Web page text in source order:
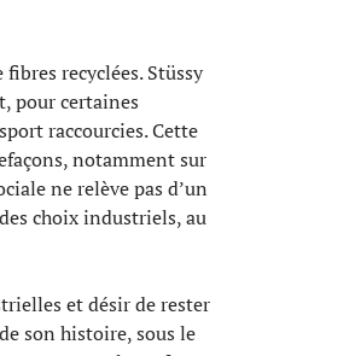
recyclées. Stüssy
pour certaines
raccourcies. Cette
notamment sur
ne relève pas d’un
choix industriels, au
et désir de rester
son histoire, sous le